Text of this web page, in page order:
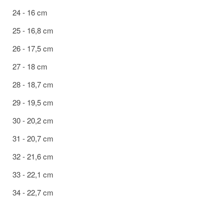
24 - 16 cm
25 - 16,8 cm
26 - 17,5 cm
27 - 18 cm
28 - 18,7 cm
29 - 19,5 cm
30 - 20,2 cm
31 - 20,7 cm
32 - 21,6 cm
33 - 22,1 cm
34 - 22,7 cm